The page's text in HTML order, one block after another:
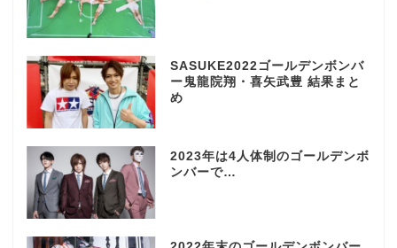
SASUKE2022ゴールデンボンバ
ー鬼龍院翔・喜矢武豊 結果まと
め
2023年は4人体制のゴールデンボ
ンバーで…